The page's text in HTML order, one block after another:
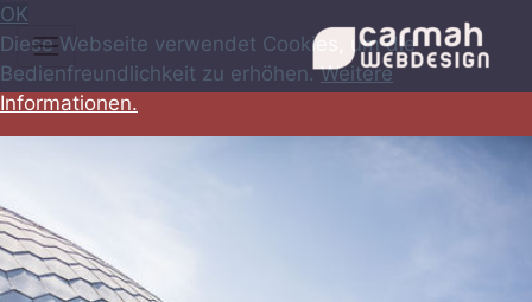
OK
Diese Webseite verwendet Cookies, um die
Bedienfreundlichkeit zu erhöhen.Weitere
Informationen.